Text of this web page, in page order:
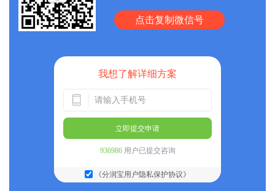
点击复制微信号
我想了解详细方案
立即提交申请
936986用户已提交咨询
《分润宝用户隐私保护协议》